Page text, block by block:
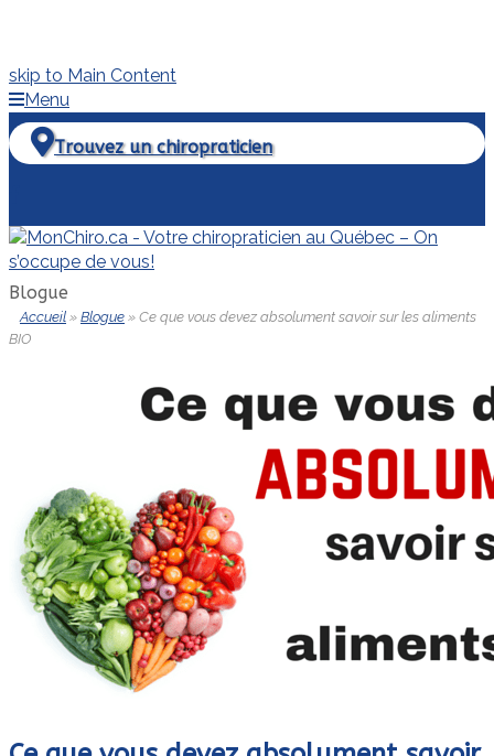
skip to Main Content
Menu
Trouvez un chiropraticien
Blogue
Accueil » Blogue » Ce que vous devez absolument savoir sur les aliments
BIO